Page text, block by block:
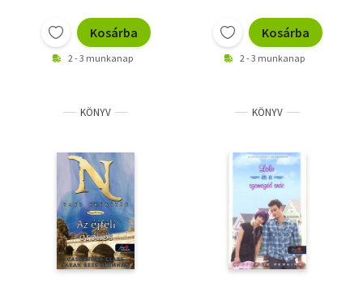
Kosárba
2 - 3 munkanap
Kosárba
2 - 3 munkanap
KÖNYV KÖNYV